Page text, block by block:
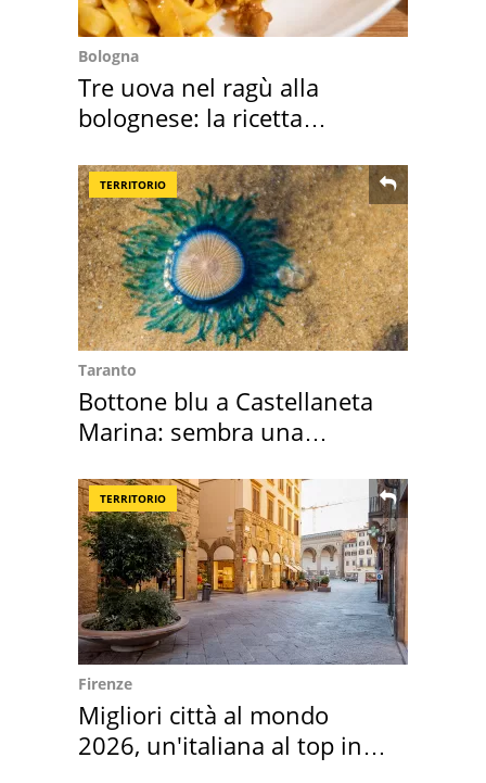
Bologna
Tre uova nel ragù alla
bolognese: la ricetta
TERRITORIO
Taranto
Bottone blu a Castellaneta
Marina: sembra una
TERRITORIO
Firenze
Migliori città al mondo
2026, un'italiana al top in